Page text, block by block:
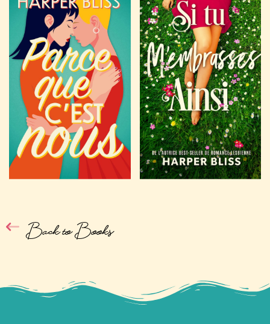
Back to Books